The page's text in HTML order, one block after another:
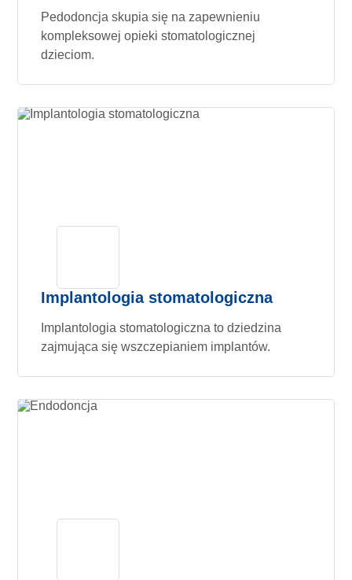
Pedodoncja skupia się na zapewnieniu
kompleksowej opieki stomatologicznej
dzieciom.
Implantologia stomatologiczna
Implantologia stomatologiczna to dziedzina
zajmująca się wszczepianiem implantów.